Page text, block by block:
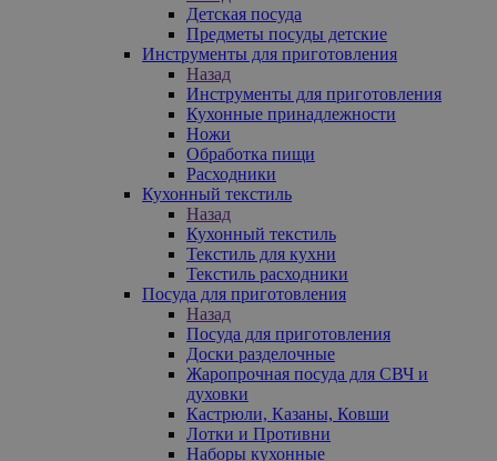
Детская посуда
Предметы посуды детские
Инструменты для приготовления
Назад
Инструменты для приготовления
Кухонные принадлежности
Ножи
Обработка пищи
Расходники
Кухонный текстиль
Назад
Кухонный текстиль
Текстиль для кухни
Текстиль расходники
Посуда для приготовления
Назад
Посуда для приготовления
Доски разделочные
Жаропрочная посуда для СВЧ и
духовки
Кастрюли, Казаны, Ковши
Лотки и Противни
Наборы кухонные